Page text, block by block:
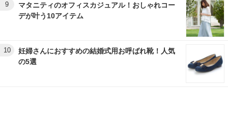
9
マタニティのオフィスカジュアル！おしゃれコー
デが叶う10アイテム
10
妊婦さんにおすすめの結婚式用お呼ばれ靴！人気
の5選